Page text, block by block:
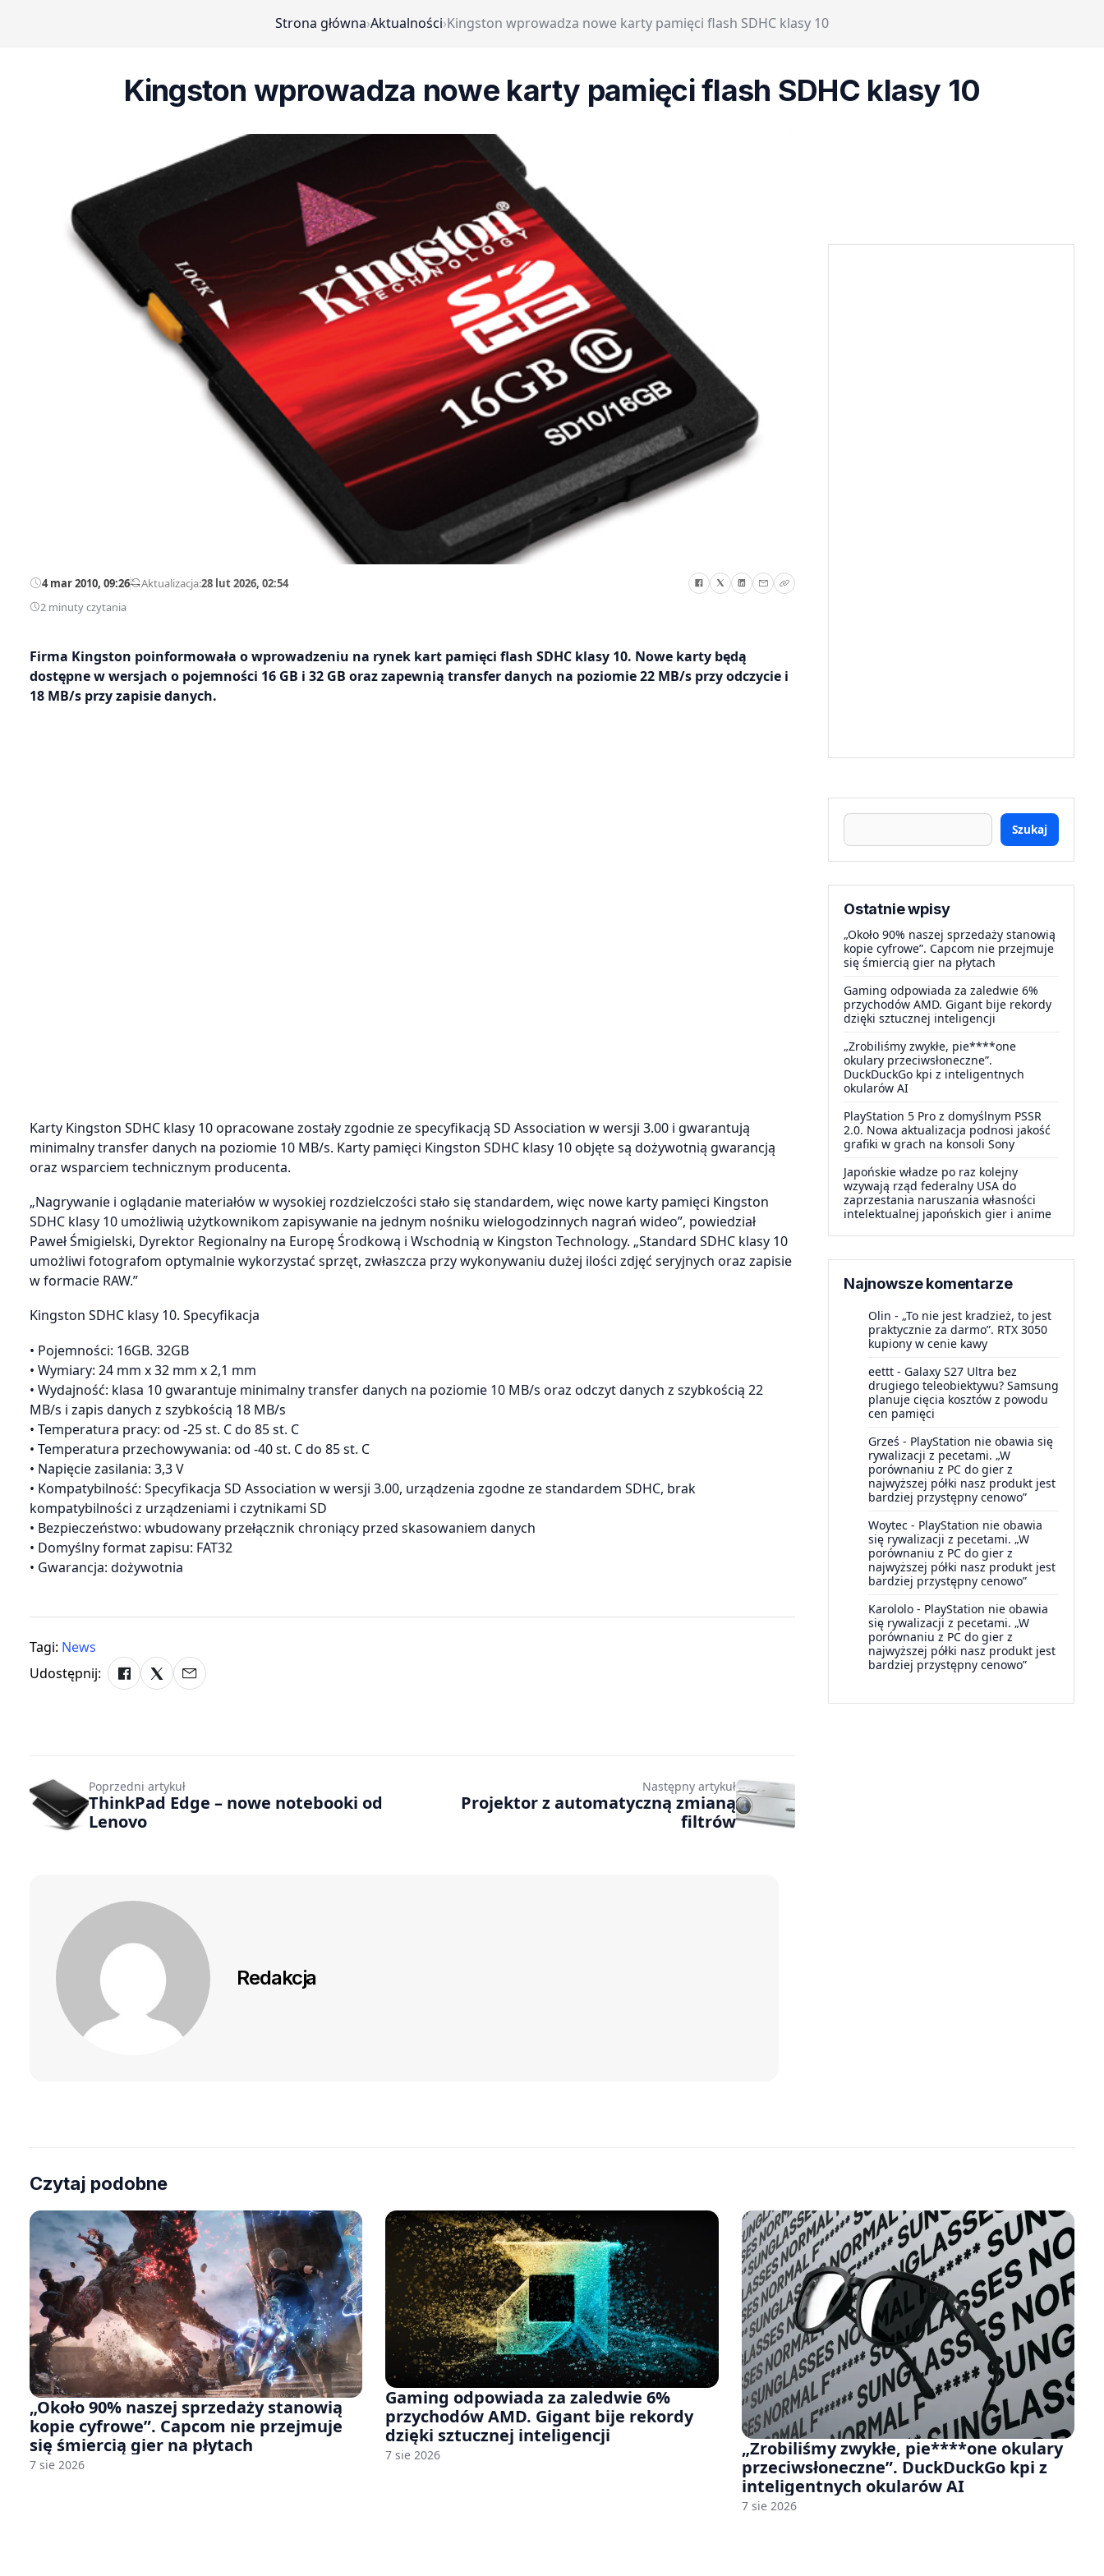
Strona główna›Aktualności›Kingston wprowadza nowe karty pamięci flash SDHC klasy 10
Kingston wprowadza nowe karty pamięci flash SDHC klasy 10
4 mar 2010, 09:26—Aktualizacja:28 lut 2026, 02:54
2 minuty czytania
Firma Kingston poinformowała o wprowadzeniu na rynek kart pamięci flash SDHC klasy 10. Nowe karty będą
dostępne w wersjach o pojemności 16 GB i 32 GB oraz zapewnią transfer danych na poziomie 22 MB/s przy odczycie i
18 MB/s przy zapisie danych.
Karty Kingston SDHC klasy 10 opracowane zostały zgodnie ze specyfikacją SD Association w wersji 3.00 i gwarantują
minimalny transfer danych na poziomie 10 MB/s. Karty pamięci Kingston SDHC klasy 10 objęte są dożywotnią gwarancją
oraz wsparciem technicznym producenta.
„Nagrywanie i oglądanie materiałów w wysokiej rozdzielczości stało się standardem, więc nowe karty pamięci Kingston
SDHC klasy 10 umożliwią użytkownikom zapisywanie na jednym nośniku wielogodzinnych nagrań wideo”, powiedział
Paweł Śmigielski, Dyrektor Regionalny na Europę Środkową i Wschodnią w Kingston Technology. „Standard SDHC klasy 10
umożliwi fotografom optymalnie wykorzystać sprzęt, zwłaszcza przy wykonywaniu dużej ilości zdjęć seryjnych oraz zapisie
w formacie RAW.”
Kingston SDHC klasy 10. Specyfikacja
• Pojemności: 16GB. 32GB
• Wymiary: 24 mm x 32 mm x 2,1 mm
• Wydajność: klasa 10 gwarantuje minimalny transfer danych na poziomie 10 MB/s oraz odczyt danych z szybkością 22
MB/s i zapis danych z szybkością 18 MB/s
• Temperatura pracy: od -25 st. C do 85 st. C
• Temperatura przechowywania: od -40 st. C do 85 st. C
• Napięcie zasilania: 3,3 V
• Kompatybilność: Specyfikacja SD Association w wersji 3.00, urządzenia zgodne ze standardem SDHC, brak
kompatybilności z urządzeniami i czytnikami SD
• Bezpieczeństwo: wbudowany przełącznik chroniący przed skasowaniem danych
• Domyślny format zapisu: FAT32
• Gwarancja: dożywotnia
Tagi: News
Udostępnij:
Szukaj
Ostatnie wpisy
„Około 90% naszej sprzedaży stanowią
kopie cyfrowe”. Capcom nie przejmuje
się śmiercią gier na płytach
Gaming odpowiada za zaledwie 6%
przychodów AMD. Gigant bije rekordy
dzięki sztucznej inteligencji
„Zrobiliśmy zwykłe, pie****one
okulary przeciwsłoneczne”.
DuckDuckGo kpi z inteligentnych
okularów AI
PlayStation 5 Pro z domyślnym PSSR
2.0. Nowa aktualizacja podnosi jakość
grafiki w grach na konsoli Sony
Japońskie władze po raz kolejny
wzywają rząd federalny USA do
zaprzestania naruszania własności
intelektualnej japońskich gier i anime
Najnowsze komentarze
Olin - „To nie jest kradzież, to jest
praktycznie za darmo”. RTX 3050
kupiony w cenie kawy
eettt - Galaxy S27 Ultra bez
drugiego teleobiektywu? Samsung
planuje cięcia kosztów z powodu
cen pamięci
Grześ - PlayStation nie obawia się
rywalizacji z pecetami. „W
porównaniu z PC do gier z
najwyższej półki nasz produkt jest
bardziej przystępny cenowo”
Woytec - PlayStation nie obawia
się rywalizacji z pecetami. „W
porównaniu z PC do gier z
najwyższej półki nasz produkt jest
bardziej przystępny cenowo”
Karololo - PlayStation nie obawia
się rywalizacji z pecetami. „W
porównaniu z PC do gier z
najwyższej półki nasz produkt jest
bardziej przystępny cenowo”
Poprzedni artykuł
ThinkPad Edge – nowe notebooki od
Lenovo
Następny artykuł
Projektor z automatyczną zmianą
filtrów
Redakcja
Czytaj podobne
„Około 90% naszej sprzedaży stanowią
kopie cyfrowe”. Capcom nie przejmuje
się śmiercią gier na płytach
7 sie 2026
Gaming odpowiada za zaledwie 6%
przychodów AMD. Gigant bije rekordy
dzięki sztucznej inteligencji
7 sie 2026
„Zrobiliśmy zwykłe, pie****one okulary
przeciwsłoneczne”. DuckDuckGo kpi z
inteligentnych okularów AI
7 sie 2026